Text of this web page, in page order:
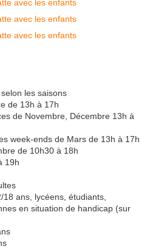
les saisons
de 13h à 17h
de Novembre, Décembre 13h à
week-ends de Mars de 13h à 17h
de 10h30 à 18h
19h
ans, lycéens, étudiants,
en situation de handicap (sur